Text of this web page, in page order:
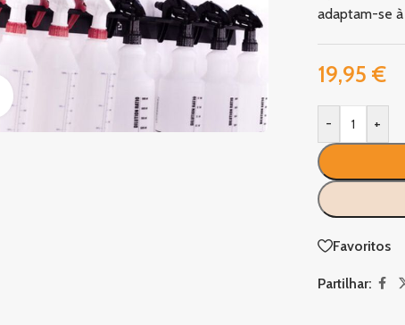
Clique para ampliar
adaptam-se
19,95 €
- +
Favoritos
Partilhar: